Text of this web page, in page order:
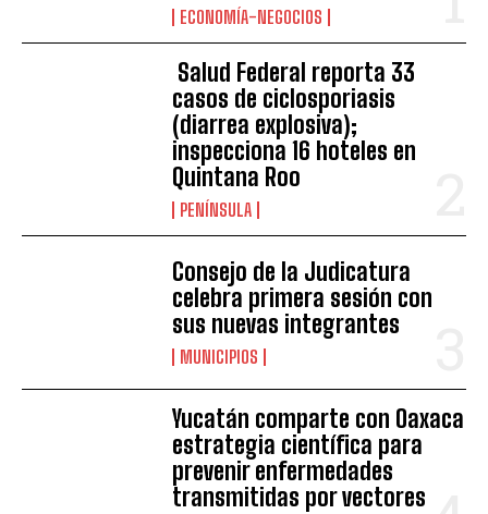
ECONOMÍA-NEGOCIOS
Salud Federal reporta 33
casos de ciclosporiasis
(diarrea explosiva);
inspecciona 16 hoteles en
Quintana Roo
PENÍNSULA
Consejo de la Judicatura
celebra primera sesión con
sus nuevas integrantes
MUNICIPIOS
Yucatán comparte con Oaxaca
estrategia científica para
prevenir enfermedades
transmitidas por vectores